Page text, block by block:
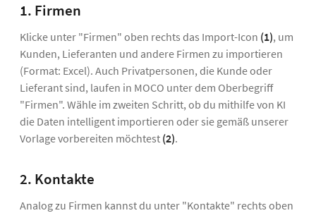
1. Firmen
Klicke unter "Firmen" oben rechts das Import-Icon (1), um
Kunden, Lieferanten und andere Firmen zu importieren
(Format: Excel). Auch Privatpersonen, die Kunde oder
Lieferant sind, laufen in MOCO unter dem Oberbegriff
"Firmen". Wähle im zweiten Schritt, ob du mithilfe von KI
die Daten intelligent importieren oder sie gemäß unserer
Vorlage vorbereiten möchtest (2).
2. Kontakte
Analog zu Firmen kannst du unter "Kontakte" rechts oben